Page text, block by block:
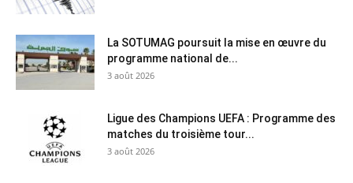
La SOTUMAG poursuit la mise en œuvre du
programme national de...
3 août 2026
Ligue des Champions UEFA : Programme des
matches du troisième tour...
3 août 2026